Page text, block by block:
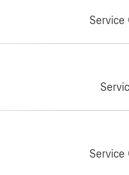
Service
Service